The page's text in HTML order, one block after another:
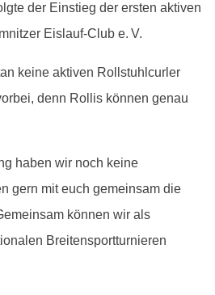
der Einstieg der ersten aktiven
Eislauf-Club e. V.
keine aktiven Rollstuhlcurler
denn Rollis können genau
haben wir noch keine
gern mit euch gemeinsam die
können wir als
Breitensportturnieren